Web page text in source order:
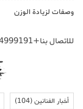
وصفات لزيادة الوزن
للاتصال بنا+212614999191
أخبار الفنانين(104)